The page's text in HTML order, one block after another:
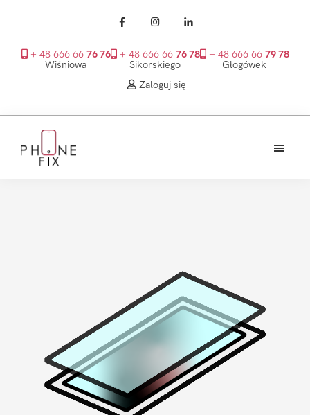
+ 48 666 66 76 76
Wiśniowa
+ 48 666 66 76 78
Sikorskiego
+ 48 666 66 79 78
Głogówek
Zaloguj się
głównego